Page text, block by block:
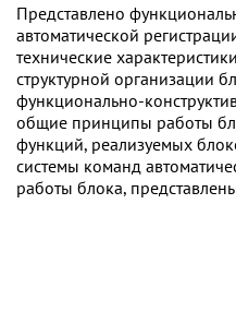
Представлено
автоматической
технические
структурной организации
функционально-
общие принципы работы
функций, реализуемых
системы команд
работы блока,